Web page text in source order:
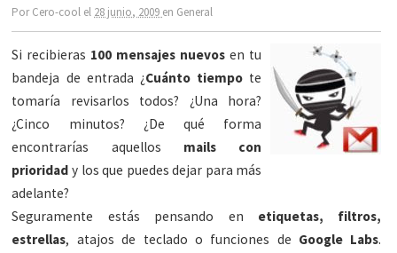
PorCero-cool el 28 junio, 2009 en General
Si recibieras 100 mensajes nuevos en tu
bandeja de entrada ¿Cuánto tiempo te
tomaría revisarlos todos? ¿Una hora?
¿Cinco minutos? ¿De qué forma
encontrarías aquellos mails con
prioridad y los que puedes dejar para más
adelante?
Seguramente estás pensando en etiquetas, filtros,
estrellas, atajos de teclado o funciones de Google Labs.